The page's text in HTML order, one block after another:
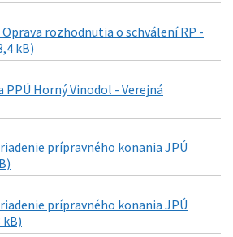
rozhodnutia o schválení RP -
kB)
PPÚ Horný Vinodol - Verejná
prípravného konania JPÚ
prípravného konania JPÚ
kB)